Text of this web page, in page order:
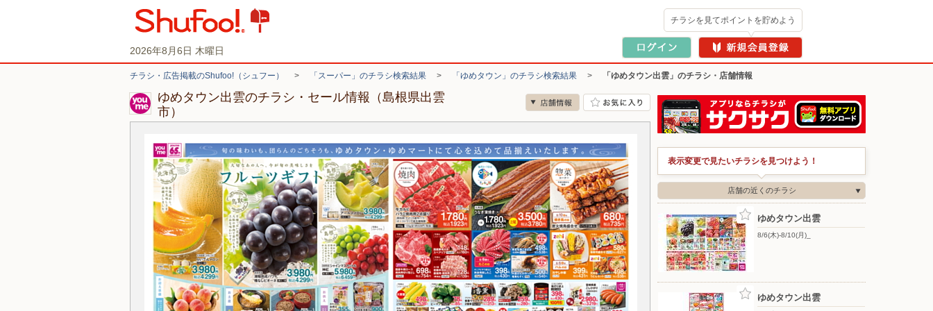
2026年8月6日 木曜日
チラシを見てポイントを貯めよう
チラシ・広告掲載のShufoo!（シュフー） > 「スーパー」のチラシ検索結果 > 「ゆめタウン」のチラシ検索結果 > 「ゆめタウン出雲」のチラシ・店舗情報
ゆめタウン出雲のチラシ・セール情報（島根県出雲
市）
表示変更で見たいチラシを見つけよう！
店舗の近くのチラシ
ゆめタウン出雲
8/6(木)-8/10(月)_
ゆめタウン出雲